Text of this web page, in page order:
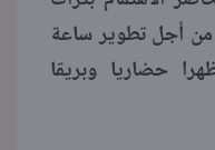
من أجل تطوير ساعة
حضاريا وبريقا